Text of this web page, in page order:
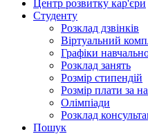
Центр розвитку кар'єри
Студенту
Розклад дзвінків
Віртуальний
Графіки
Розклад занять
Розмір стипендій
Розмір плати за
Олімпіади
Розклад
Пошук